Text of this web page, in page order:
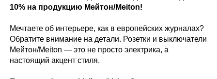
10% на продукцию Мейтон/Meiton!
Мечтаете об интерьере, как в европейских журналах?
Обратите внимание на детали. Розетки и выключатели
Мейтон/Meiton — это не просто электрика, а
настоящий акцент стиля.